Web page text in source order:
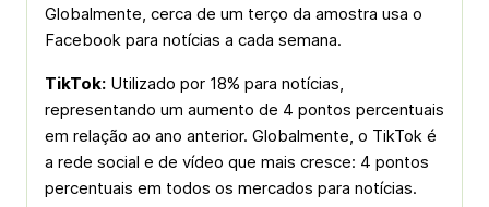
Globalmente, cerca de um terço da amostra usa o
Facebook para notícias a cada semana.
TikTok: Utilizado por 18% para notícias,
representando um aumento de 4 pontos percentuais
em relação ao ano anterior. Globalmente, o TikTok é
a rede social e de vídeo que mais cresce: 4 pontos
percentuais em todos os mercados para notícias.